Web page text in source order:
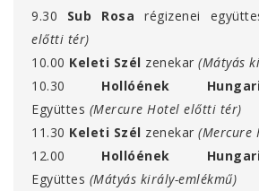
9.30
Sub Rosa régizenei
előtti tér)
10.00 Keleti Szél zenekar (Mátyás
10.30
Hollóének
Együttes (Mercure Hotel előtti tér)
11.30 Keleti Szél zenekar (Mercure
12.00
Hollóének
Együttes (Mátyás király-emlékmű)